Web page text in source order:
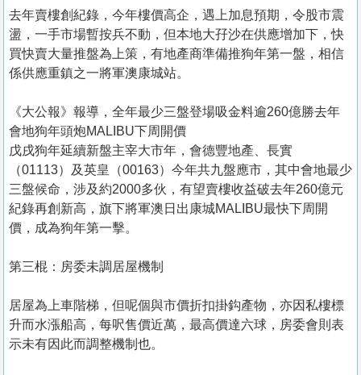
去年賣樓創紀錄，今年樓價高企，遇上加息預期，令股市震
盪，一手市場暫按兵不動，但本地大孖沙在供應增加下，快
買快賣大量推盤為上策，有地產商準備推狗年第一盤，相信
係供應重鎮之一將軍澳康城站。
《大公報》報導，全年最少三盤登場吸金料逾260億勝去年
會地狗年頭炮MALIBU下周開價
戊戌狗年延續新盤主宰大市年，會德豐地產、長實
（01113）及英皇（00163）今年共九盤應市，其中會地最少
三盤候命，涉及約2000多伙，有望賣樓收益破去年260億元
紀錄再創新高，旗下將軍澳日出康城MALIBU最快下周開
價，成為狗年第一擊。
第三棍：房委未調居屋機制
居屋為上車階梯，但呢個與市價折扣掛鈎產物，亦因私樓標
升而水漲船高，每呎售價近萬，最高價達六球，房委會則表
示未有因此而調整機制也。